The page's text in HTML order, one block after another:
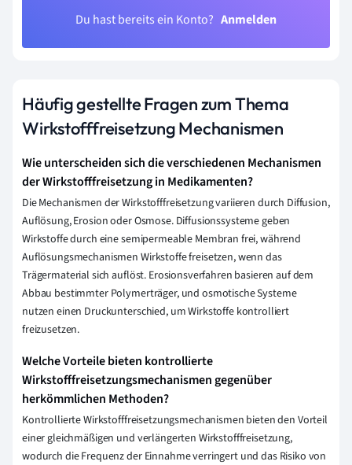
Du hast bereits ein Konto? Anmelden
Häufig gestellte Fragen zum Thema
Wirkstofffreisetzung Mechanismen
Wie unterscheiden sich die verschiedenen Mechanismen
der Wirkstofffreisetzung in Medikamenten?
Die Mechanismen der Wirkstofffreisetzung variieren durch Diffusion,
Auflösung, Erosion oder Osmose. Diffusionssysteme geben
Wirkstoffe durch eine semipermeable Membran frei, während
Auflösungsmechanismen Wirkstoffe freisetzen, wenn das
Trägermaterial sich auflöst. Erosionsverfahren basieren auf dem
Abbau bestimmter Polymerträger, und osmotische Systeme
nutzen einen Druckunterschied, um Wirkstoffe kontrolliert
freizusetzen.
Welche Vorteile bieten kontrollierte
Wirkstofffreisetzungsmechanismen gegenüber
herkömmlichen Methoden?
Kontrollierte Wirkstofffreisetzungsmechanismen bieten den Vorteil
einer gleichmäßigen und verlängerten Wirkstofffreisetzung,
wodurch die Frequenz der Einnahme verringert und das Risiko von